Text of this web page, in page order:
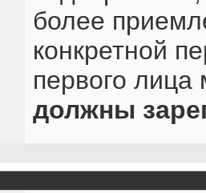
более
конкретной
первого
должны